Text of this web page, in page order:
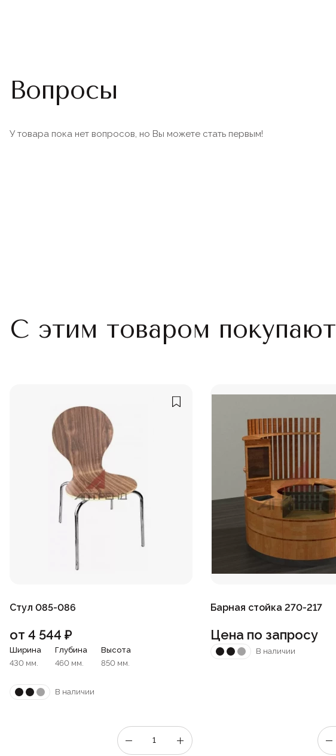
Вопросы
У товара пока нет вопросов, но Вы можете стать первым!
С этим товаром покупают
Стул 085-086
от 4 544 ₽
Ширина
430 мм.
Глубина
460 мм.
Высота
850 мм.
В наличии
Барная стойка 270-217
Цена по запросу
В наличии